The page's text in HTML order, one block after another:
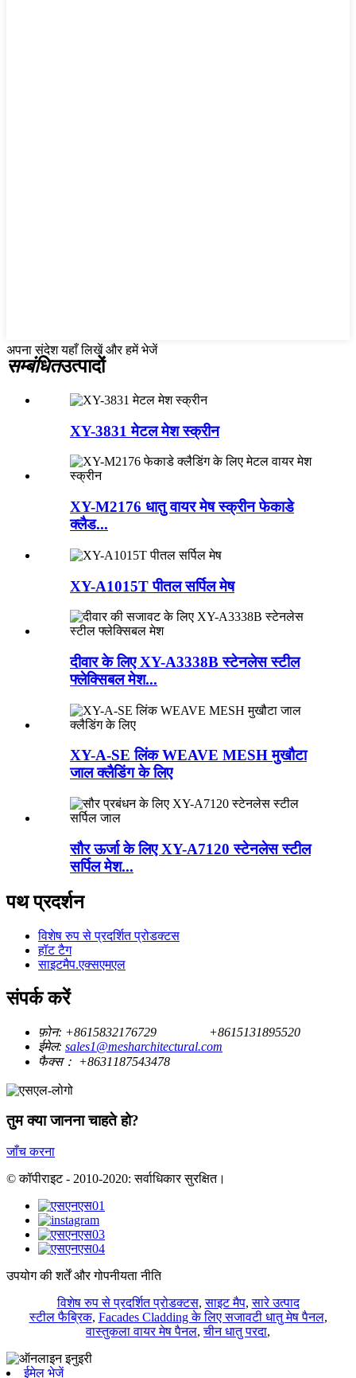
अपना संदेश यहाँ लिखें और हमें भेजें
सम्बंधितउत्पादों
XY-3831 मेटल मेश स्क्रीन
XY-M2176 धातु वायर मेष स्क्रीन फेकाडे
क्लैड...
XY-A1015T पीतल सर्पिल मेष
दीवार के लिए XY-A3338B स्टेनलेस स्टील
फ्लेक्सिबल मेश...
XY-A-SE लिंक WEAVE MESH मुखौटा
जाल क्लैडिंग के लिए
सौर ऊर्जा के लिए XY-A7120 स्टेनलेस स्टील
सर्पिल मेश...
पथ प्रदर्शन
विशेष रुप से प्रदर्शित प्रोडक्टस
हॉट टैग
साइटमैप.एक्सएमएल
संपर्क करें
फ़ोन: +8615832176729
+8615131895520
ईमेल: sales1@mesharchitectural.com
फैक्स： +8631187543478
तुम क्या जानना चाहते हो?
जाँच करना
© कॉपीराइट - 2010-2020: सर्वाधिकार सुरक्षित।
उपयोग की शर्तें और गोपनीयता नीति
विशेष रुप से प्रदर्शित प्रोडक्टस,साइट मैप,सारे उत्पाद
स्टील फैब्रिक, Facades Cladding के लिए सजावटी धातु मेष पैनल,
वास्तुकला वायर मेष पैनल,चीन धातु परदा,
ईमेल भेजें